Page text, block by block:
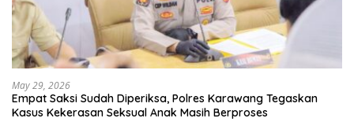
May 29, 2026
Empat Saksi Sudah Diperiksa, Polres Karawang Tegaskan
Kasus Kekerasan Seksual Anak Masih Berproses